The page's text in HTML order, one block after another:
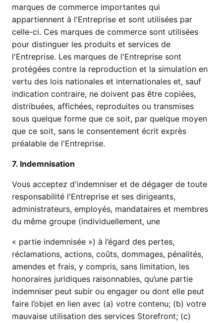
marques de commerce importantes qui
appartiennent à l'Entreprise et sont utilisées par
celle-ci. Ces marques de commerce sont utilisées
pour distinguer les produits et services de
l'Entreprise. Les marques de l'Entreprise sont
protégées contre la reproduction et la simulation en
vertu des lois nationales et internationales et, sauf
indication contraire, ne doivent pas être copiées,
distribuées, affichées, reproduites ou transmises
sous quelque forme que ce soit, par quelque moyen
que ce soit, sans le consentement écrit exprès
préalable de l'Entreprise.
7. Indemnisation
Vous acceptez d'indemniser et de dégager de toute
responsabilité l'Entreprise et ses dirigeants,
administrateurs, employés, mandataires et membres
du même groupe (individuellement, une
« partie indemnisée ») à l’égard des pertes,
réclamations, actions, coûts, dommages, pénalités,
amendes et frais, y compris, sans limitation, les
honoraires juridiques raisonnables, qu’une partie
indemniser peut subir ou engager ou dont elle peut
faire l’objet en lien avec (a) votre contenu; (b) votre
mauvaise utilisation des services Storefront; (c)